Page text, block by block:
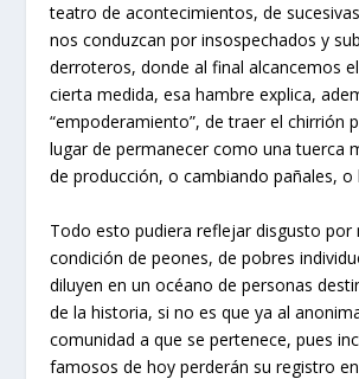
teatro de acontecimientos, de
nos conduzcan por insospechados y
derroteros, donde al final alcancemos
cierta medida, esa hambre explica,
“empoderamiento”, de traer el chirrión
lugar de permanecer como una tuerca
de producción, o cambiando pañales, o
Todo esto pudiera reflejar disgusto por
condición de peones, de pobres
diluyen en un océano de personas
de la historia, si no es que ya al
comunidad a que se pertenece, pues
famosos de hoy perderán su registro